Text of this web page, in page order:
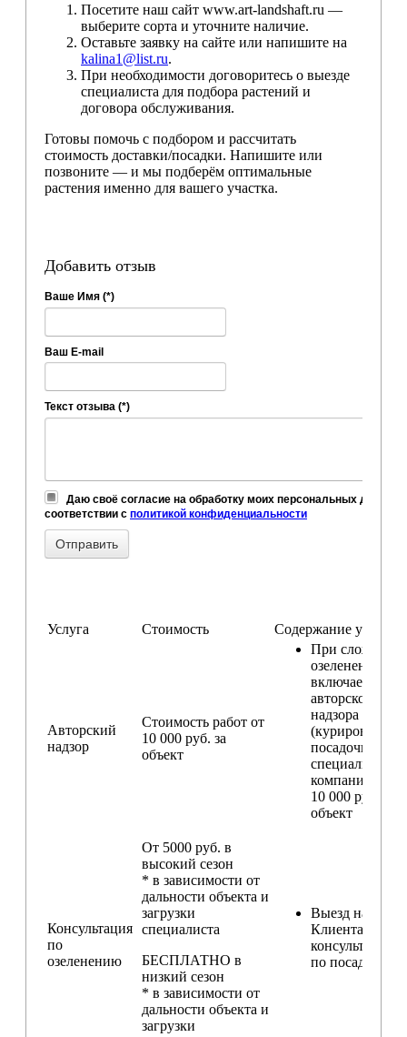
Посетите наш сайт www.art-landshaft.ru —
выберите сорта и уточните наличие.
Оставьте заявку на сайте или напишите на
kalina1@list.ru.
При необходимости договоритесь о выезде
специалиста для подбора растений и
договора обслуживания.
Готовы помочь с подбором и рассчитать
стоимость доставки/посадки. Напишите или
позвоните — и мы подберём оптимальные
растения именно для вашего участка.
Добавить отзыв
Ваше Имя (*)
Ваш E-mail
Текст отзыва (*)
Даю своё согласие на обработку моих персональных данных,
соответствии с политикой конфиденциальности
Услуга Стоимость Содержание услуги
Авторский
надзор
Стоимость работ от
10 000 руб. за
объект
При сложном
озеленении
включаем
авторского
надзора
(курирование
посадочных
специалистом
компании) —
10 000 руб. за
объект
Консультация
по
озеленению
От 5000 руб. в
высокий сезон
* в зависимости от
дальности объекта и
загрузки
специалиста
БЕСПЛАТНО в
низкий сезон
* в зависимости от
дальности объекта и
загрузки
Выезд на
Клиента для
по посадкам